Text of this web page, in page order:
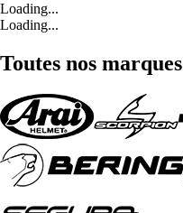
Loading...
Loading...
Toutes nos marques